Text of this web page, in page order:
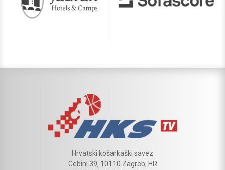
Hrvatski košarkaški savez
Cebini 39, 10110 Zagreb, HR